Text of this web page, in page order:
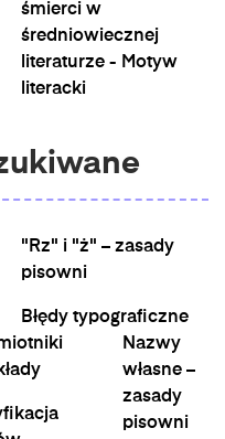
śmierci w
średniowiecznej
literaturze - Motyw
literacki
"Rz" i "ż" – zasady
pisowni
Błędy typograficzne
Nazwy
własne –
zasady
pisowni